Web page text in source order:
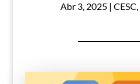
Abr 3, 2025| CESC,